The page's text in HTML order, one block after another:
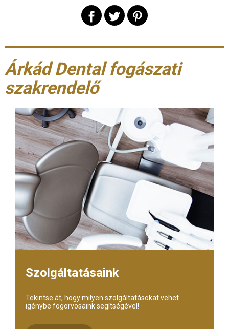
Árkád Dental fogászati
szakrendelő
Szolgáltatásaink
Tekintse át, hogy milyen szolgáltatásokat vehet
igénybe fogorvosaink segítségével!